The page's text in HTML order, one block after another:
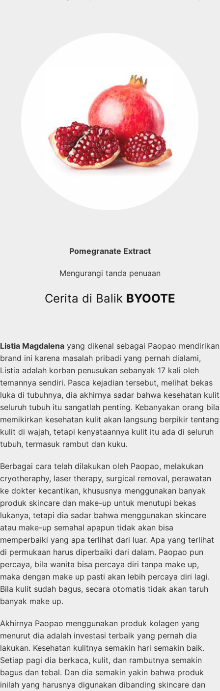
Pomegranate Extract
Mengurangi tanda penuaan
Cerita di Balik BYOOTE
Listia Magdalena yang dikenal sebagai Paopao mendirikan
brand ini karena masalah pribadi yang pernah dialami,
Listia adalah korban penusukan sebanyak 17 kali oleh
temannya sendiri. Pasca kejadian tersebut, melihat bekas
luka di tubuhnya, dia akhirnya sadar bahwa kesehatan kulit
seluruh tubuh itu sangatlah penting. Kebanyakan orang bila
memikirkan kesehatan kulit akan langsung berpikir tentang
kulit di wajah, tetapi kenyataannya kulit itu ada di seluruh
tubuh, termasuk rambut dan kuku.
Berbagai cara telah dilakukan oleh Paopao, melakukan
cryotheraphy, laser therapy, surgical removal, perawatan
ke dokter kecantikan, khususnya menggunakan banyak
produk skincare dan make-up untuk menutupi bekas
lukanya, tetapi dia sadar bahwa menggunakan skincare
atau make-up semahal apapun tidak akan bisa
memperbaiki yang apa terlihat dari luar. Apa yang terlihat
di permukaan harus diperbaiki dari dalam. Paopao pun
percaya, bila wanita bisa percaya diri tanpa make up,
maka dengan make up pasti akan lebih percaya diri lagi.
Bila kulit sudah bagus, secara otomatis tidak akan taruh
banyak make up.
Akhirnya Paopao menggunakan produk kolagen yang
menurut dia adalah investasi terbaik yang pernah dia
lakukan. Kesehatan kulitnya semakin hari semakin baik.
Setiap pagi dia berkaca, kulit, dan rambutnya semakin
bagus dan tebal. Dan dia semakin yakin bahwa produk
inilah yang harusnya digunakan dibanding skincare dan